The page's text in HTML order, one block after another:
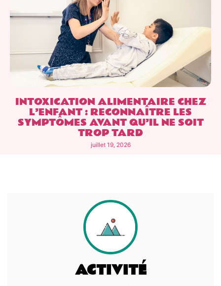
INTOXICATION ALIMENTAIRE CHEZ
L’ENFANT : RECONNAÎTRE LES
SYMPTÔMES AVANT QU’IL NE SOIT
TROP TARD
juillet 19, 2026
ACTIVITÉ